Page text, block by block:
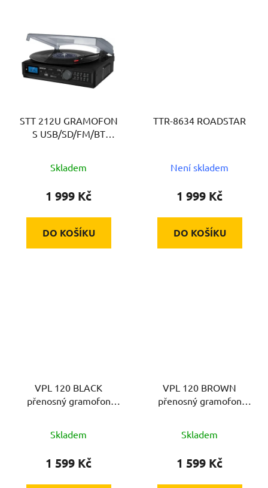
STT 212U GRAMOFON
S USB/SD/FM/BT
Skladem
1 999 Kč
DO KOŠÍKU
TTR-8634 ROADSTAR
Není skladem
1 999 Kč
DO KOŠÍKU
VPL 120 BLACK
přenosný gramofon
Skladem
1 599 Kč
VPL 120 BROWN
přenosný gramofon
Skladem
1 599 Kč